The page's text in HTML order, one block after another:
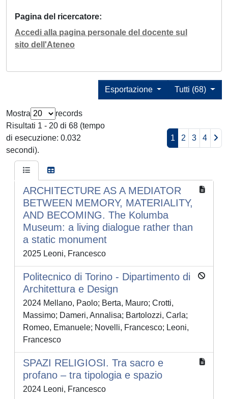
Pagina del ricercatore
Accedi alla pagina personale del docente sul
sito dell'Ateneo
Tutti (68)
Esportazione
Mostra
records
Risultati 1 - 20 di 68 (tempo
di esecuzione: 0.032
secondi).
1 2 3 4
ARCHITECTURE AS A MEDIATOR
BETWEEN MEMORY, MATERIALITY,
AND BECOMING. The Kolumba
Museum: a living dialogue rather than
a static monument
2025 Leoni, Francesco
Politecnico di Torino - Dipartimento di
Architettura e Design
2024 Mellano, Paolo; Berta, Mauro; Crotti,
Massimo; Dameri, Annalisa; Bartolozzi, Carla;
Romeo, Emanuele; Novelli, Francesco; Leoni,
Francesco
SPAZI RELIGIOSI. Tra sacro e
profano – tra tipologia e spazio
2024 Leoni, Francesco